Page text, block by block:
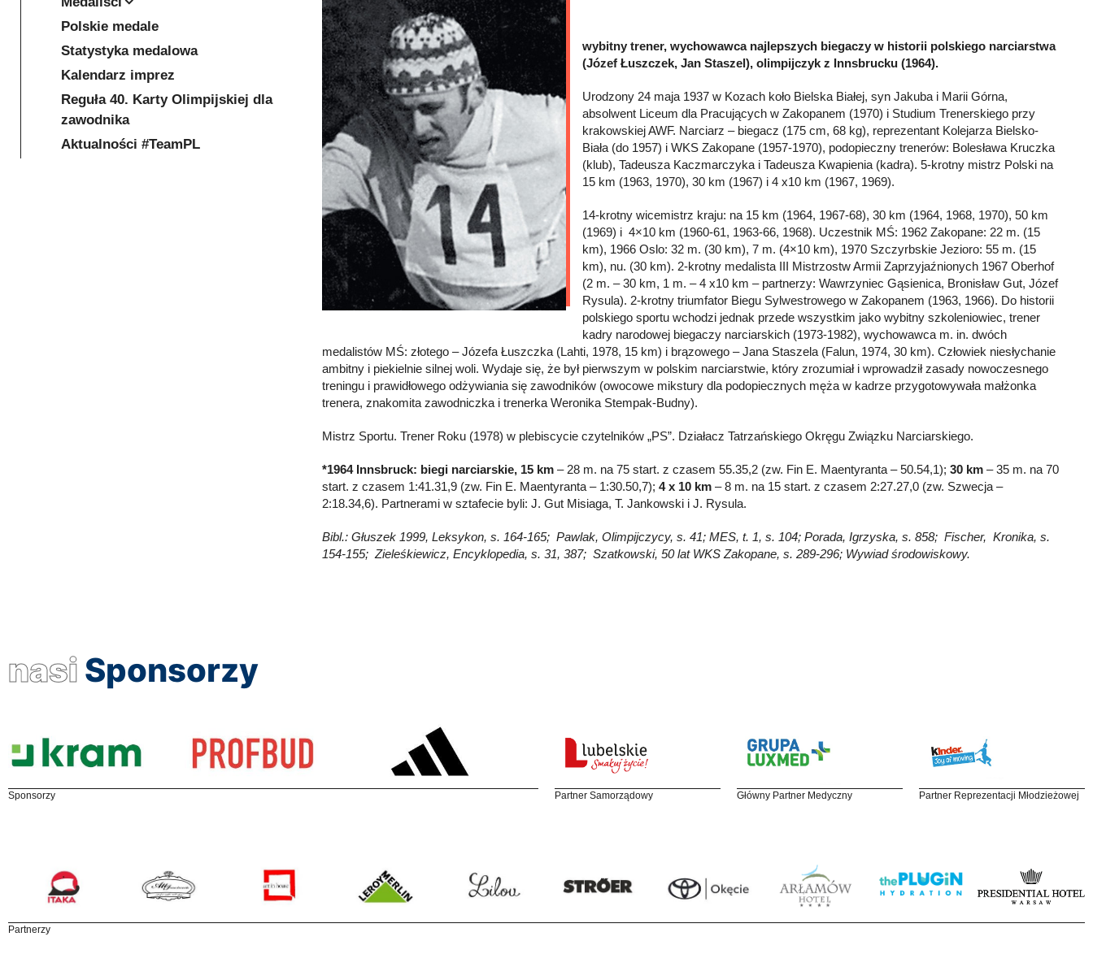
wybitny trener, wychowawca najlepszych biegaczy w historii polskiego narciarstwa
(Józef Łuszczek, Jan Staszel), olimpijczyk z Innsbrucku (1964).
Urodzony 24 maja 1937 w Kozach koło Bielska Białej, syn Jakuba i Marii Górna,
absolwent Liceum dla Pracujących w Zakopanem (1970) i Studium Trenerskiego przy
krakowskiej AWF. Narciarz – biegacz (175 cm, 68 kg), reprezentant Kolejarza Bielsko-
Biała (do 1957) i WKS Zakopane (1957-1970), podopieczny trenerów: Bolesława Kruczka
(klub), Tadeusza Kaczmarczyka i Tadeusza Kwapienia (kadra). 5-krotny mistrz Polski na
15 km (1963, 1970), 30 km (1967) i 4 x10 km (1967, 1969).
14-krotny wicemistrz kraju: na 15 km (1964, 1967-68), 30 km (1964, 1968, 1970), 50 km
(1969) i 4×10 km (1960-61, 1963-66, 1968). Uczestnik MŚ: 1962 Zakopane: 22 m. (15
km), 1966 Oslo: 32 m. (30 km), 7 m. (4×10 km), 1970 Szczyrbskie Jezioro: 55 m. (15
km), nu. (30 km). 2-krotny medalista III Mistrzostw Armii Zaprzyjaźnionych 1967 Oberhof
(2 m. – 30 km, 1 m. – 4 x10 km – partnerzy: Wawrzyniec Gąsienica, Bronisław Gut, Józef
Rysula). 2-krotny triumfator Biegu Sylwestrowego w Zakopanem (1963, 1966). Do historii
polskiego sportu wchodzi jednak przede wszystkim jako wybitny szkoleniowiec, trener
kadry narodowej biegaczy narciarskich (1973-1982), wychowawca m. in. dwóch
medalistów MŚ: złotego – Józefa Łuszczka (Lahti, 1978, 15 km) i brązowego – Jana Staszela (Falun, 1974, 30 km). Człowiek niesłychanie
ambitny i piekielnie silnej woli. Wydaje się, że był pierwszym w polskim narciarstwie, który zrozumiał i wprowadził zasady nowoczesnego
treningu i prawidłowego odżywiania się zawodników (owocowe mikstury dla podopiecznych męża w kadrze przygotowywała małżonka
trenera, znakomita zawodniczka i trenerka Weronika Stempak-Budny).
Mistrz Sportu. Trener Roku (1978) w plebiscycie czytelników „PS”. Działacz Tatrzańskiego Okręgu Związku Narciarskiego.
*1964 Innsbruck: biegi narciarskie, 15 km – 28 m. na 75 start. z czasem 55.35,2 (zw. Fin E. Maentyranta – 50.54,1); 30 km – 35 m. na 70
start. z czasem 1:41.31,9 (zw. Fin E. Maentyranta – 1:30.50,7); 4 x 10 km – 8 m. na 15 start. z czasem 2:27.27,0 (zw. Szwecja –
2:18.34,6). Partnerami w sztafecie byli: J. Gut Misiaga, T. Jankowski i J. Rysula.
Bibl.: Głuszek 1999, Leksykon, s. 164-165; Pawlak, Olimpijczycy, s. 41; MES, t. 1, s. 104; Porada, Igrzyska, s. 858; Fischer, Kronika, s.
154-155; Zieleśkiewicz, Encyklopedia, s. 31, 387; Szatkowski, 50 lat WKS Zakopane, s. 289-296; Wywiad środowiskowy.
Polskie medale
Statystyka medalowa
Kalendarz imprez
Reguła 40. Karty Olimpijskiej dla
zawodnika
Aktualności #TeamPL
nasi Sponsorzy
Sponsorzy Partner Samorządowy Główny Partner Medyczny Partner Reprezentacji Młodzieżowej
Partnerzy